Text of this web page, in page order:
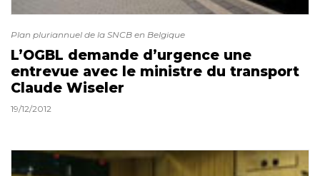
Plan pluriannuel de la SNCB en Belgique
L’OGBL demande d’urgence une
entrevue avec le ministre du transport
Claude Wiseler
19/12/2012